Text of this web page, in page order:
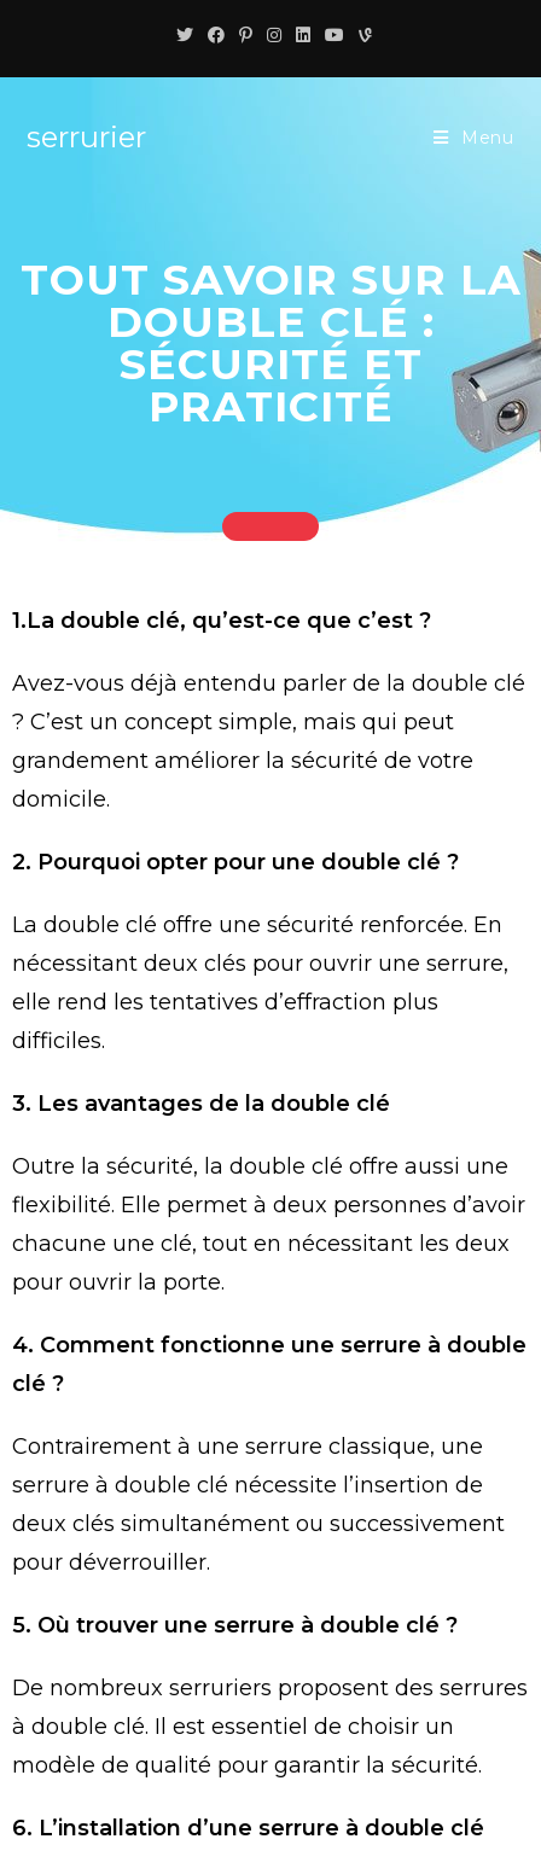
serrurier Menu
TOUT SAVOIR SUR LA
DOUBLE CLÉ :
SÉCURITÉ ET
PRATICITÉ
1.La double clé, qu’est-ce que c’est ?
Avez-vous déjà entendu parler de la double clé
? C’est un concept simple, mais qui peut
grandement améliorer la sécurité de votre
domicile.
2. Pourquoi opter pour une double clé ?
La double clé offre une sécurité renforcée. En
nécessitant deux clés pour ouvrir une serrure,
elle rend les tentatives d’effraction plus
difficiles.
3. Les avantages de la double clé
Outre la sécurité, la double clé offre aussi une
flexibilité. Elle permet à deux personnes d’avoir
chacune une clé, tout en nécessitant les deux
pour ouvrir la porte.
4. Comment fonctionne une serrure à double
clé ?
Contrairement à une serrure classique, une
serrure à double clé nécessite l’insertion de
deux clés simultanément ou successivement
pour déverrouiller.
5. Où trouver une serrure à double clé ?
De nombreux serruriers proposent des serrures
à double clé. Il est essentiel de choisir un
modèle de qualité pour garantir la sécurité.
6. L’installation d’une serrure à double clé